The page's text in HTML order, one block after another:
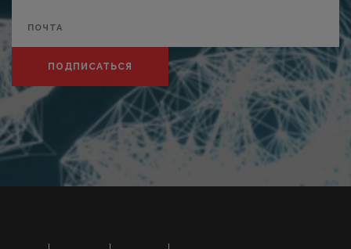
ПОДПИСАТЬСЯ